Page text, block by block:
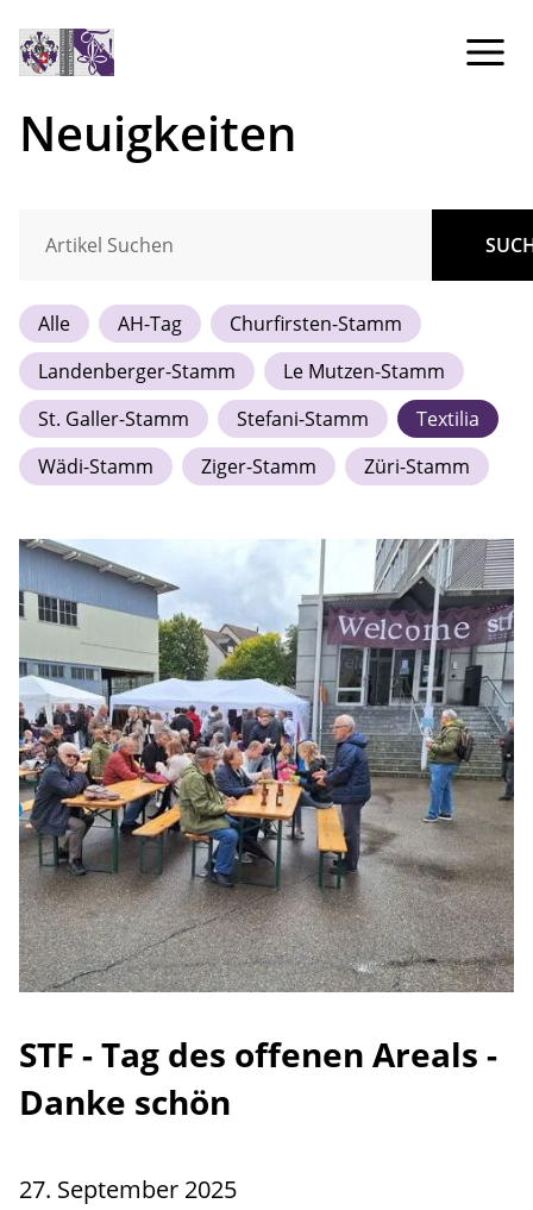
Neuigkeiten
Alle AH-Tag
Churfirsten-Stamm
Landenberger-Stamm
Le Mutzen-Stamm
St. Galler-Stamm
Stefani-Stamm
Textilia
Wädi-Stamm
Ziger-Stamm Züri-Stamm
STF - Tag des offenen Areals -
Danke schön
27. September 2025